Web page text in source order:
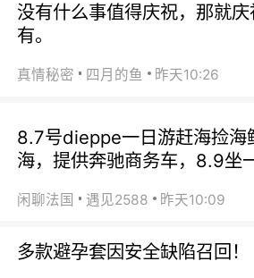
没有什么事值得庆祝，那就
有。
真情秘密 四月的鱼 昨天10:26
8.7号dieppe一日游赶海捡海
海，提供奔驰商务车，8.9坐
闲聊法国 遇见2588 昨天10:09
多款避孕套因安全缺陷召回！